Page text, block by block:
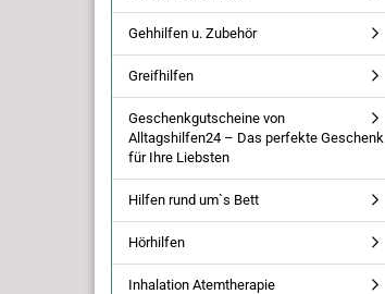
Gehhilfen u. Zubehör
Greifhilfen
Geschenkgutscheine von
Alltagshilfen24 – Das perfekte Geschenk
für Ihre Liebsten
Hilfen rund um`s Bett
Hörhilfen
Inhalation Atemtherapie